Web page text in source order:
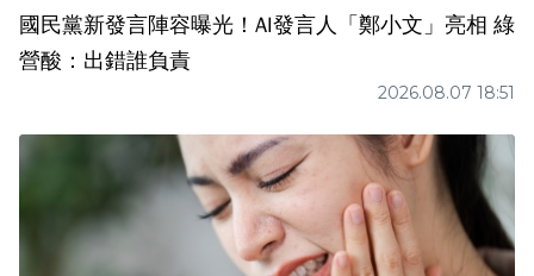
國民黨新發言陣容曝光！AI發言人「鄭小文」亮相 綠
營酸：出錯誰負責
2026.08.07 18:51